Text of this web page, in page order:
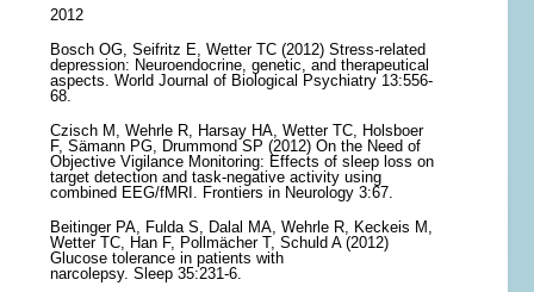
2012
Bosch OG, Seifritz E, Wetter TC (2012) Stress-related
depression: Neuroendocrine, genetic, and therapeutical
aspects. World Journal of Biological Psychiatry 13:556-
68.
Czisch M, Wehrle R, Harsay HA, Wetter TC, Holsboer
F, Sämann PG, Drummond SP (2012) On the Need of
Objective Vigilance Monitoring: Effects of sleep loss on
target detection and task-negative activity using
combined EEG/fMRI. Frontiers in Neurology 3:67.
Beitinger PA, Fulda S, Dalal MA, Wehrle R, Keckeis M,
Wetter TC, Han F, Pollmächer T, Schuld A (2012)
Glucose tolerance in patients with
narcolepsy. Sleep 35:231-6.